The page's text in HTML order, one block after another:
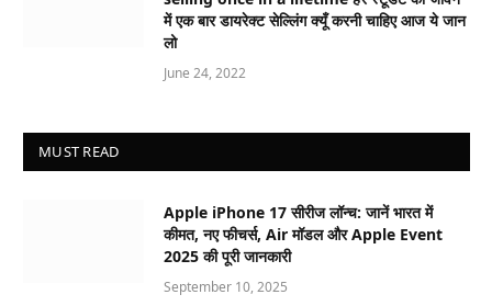
में एक बार डायरेक्ट सेल्लिंग क्यूँ करनी चाहिए आज ये जान
लो
June 24, 2022
MUST READ
Apple iPhone 17 सीरीज लॉन्च: जानें भारत में
कीमत, नए फीचर्स, Air मॉडल और Apple Event
2025 की पूरी जानकारी
September 10, 2025